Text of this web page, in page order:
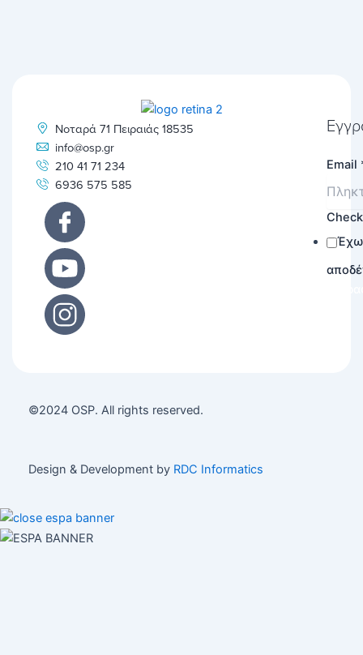
Νοταρά 71 Πειραιάς 18535
info@osp.gr
210 41 71 234
6936 575 585
Email
Έχω
©2024 OSP. All rights reserved.
Design & Development by RDC Informatics